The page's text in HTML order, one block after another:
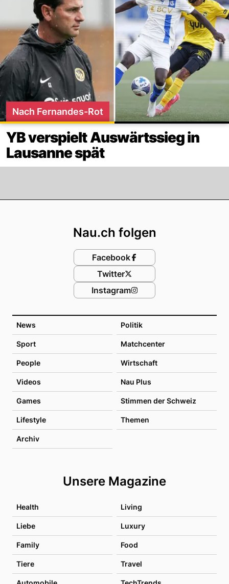
Nach Fernandes-Rot
YB verspielt Auswärtssieg in
Lausanne spät
News Politik
Sport Matchcenter
People Wirtschaft
Videos Nau Plus
Games Stimmen der Schweiz
Lifestyle Themen
Archiv
Unsere Magazine
Health Living
Liebe Luxury
Family Food
Tiere Travel
Nau.ch folgen
Facebook
Twitter
Instagram